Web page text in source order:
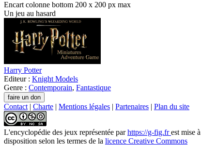
Encart colonne bottom 200 x 200 px max
Un jeu au hasard
Harry Potter
Editeur : Knight Models
Genre : Contemporain, Fantastique
Contact | Charte | Mentions légales | Partenaires | Plan du site
L'encyclopédie des jeux représentée parhttps://g-fig.frest mise à
disposition selon les termes de la licence Creative Commons